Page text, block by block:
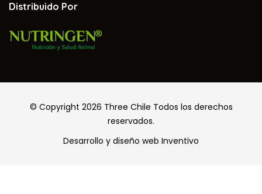
Distribuido Por
© Copyright 2026 Three Chile Todos los derechos
reservados.
Desarrollo y diseño web Inventivo